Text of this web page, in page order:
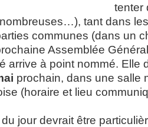
tenter
tant dans
communes (dans un
Assemblée
arrive à point nommé. Elle
prochain, dans une salle
(horaire et lieu
jour devrait être